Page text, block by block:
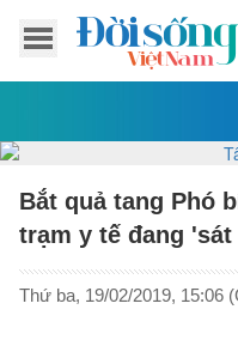
Bắt quả tang Phó
trạm y tế đang
Thứ ba, 19/02/2019, 15:06